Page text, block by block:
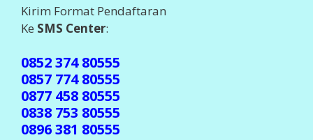
Kirim Format Pendaftaran
Ke SMS Center:
0852 374 80555
0857 774 80555
0877 458 80555
0838 753 80555
0896 381 80555